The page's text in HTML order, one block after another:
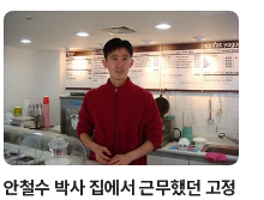
안철수 박사 집에서 근무했던 고정